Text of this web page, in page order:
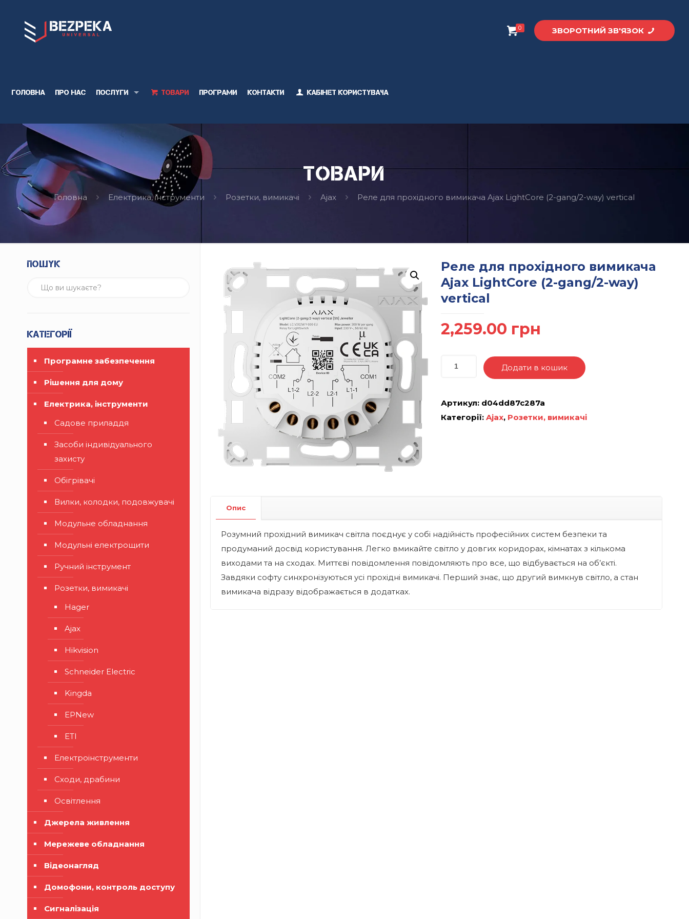
Головна Про нас Послуги Товари Програми Контакти Кабінет користувача
0 ЗВОРОТНИЙ ЗВ'ЯЗОК
Товари
Головна Електрика, інструменти Розетки, вимикачі Ajax Реле для прохідного вимикача Ajax LightCore (2-gang/2-way) vertical
Реле для прохідного вимикача
Ajax LightCore (2-gang/2-way)
vertical
2,259.00 грн
Додати в кошик
Артикул: d04dd87c287a
Категорії: Ajax, Розетки, вимикачі
Опис
Розумний прохідний вимикач світла поєднує у собі надійність професійних систем безпеки та
продуманий досвід користування. Легко вмикайте світло у довгих коридорах, кімнатах з кількома
виходами та на сходах. Миттєві повідомлення повідомляють про все, що відбувається на об’єкті.
Завдяки софту синхронізуються усі прохідні вимикачі. Перший знає, що другий вимкнув світло, а стан
вимикача відразу відображається в додатках.
Пошук
Категорії
Програмне забезпечення
Рішення для дому
Електрика, інструменти
Садове приладдя
Засоби індивідуального
захисту
Обігрівачі
Вилки, колодки, подовжувачі
Модульне обладнання
Модульні електрощити
Ручний інструмент
Розетки, вимикачі
Hager
Ajax
Hikvision
Schneider Electric
Kingda
EPNew
ETI
Електроінструменти
Сходи, драбини
Освітлення
Джерела живлення
Мережеве обладнання
Відеонагляд
Домофони, контроль доступу
Сигналізація